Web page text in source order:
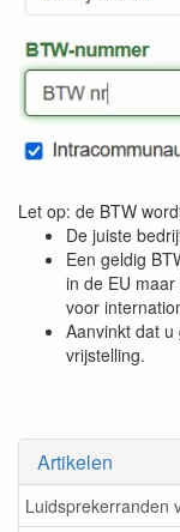
Artikelen
Luidsprekerranden
Let op: de BTW
De juiste
Een geldig
in de EU
voor
Aanvinkt dat
vrijstelling.